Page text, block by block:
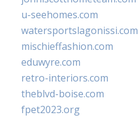
u-seehomes.com
watersportslagonissi.com
mischieffashion.com
eduwyre.com
retro-interiors.com
theblvd-boise.com
fpet2023.org